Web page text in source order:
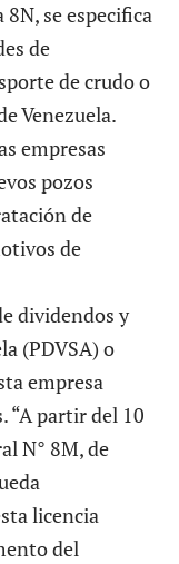
se especifica
de
de crudo o
Venezuela.
empresas
pozos
de
de
dividendos y
(PDVSA) o
empresa
“A partir del 10
N° 8M, de
licencia
del